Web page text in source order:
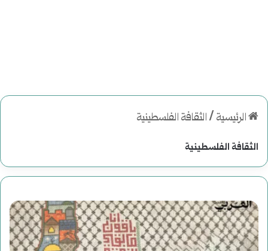
الرئيسية /الثقافة الفلسطينية
الثقافة الفلسطينية